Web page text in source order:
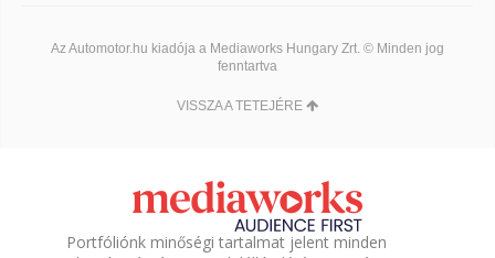
Az Automotor.hu kiadója a Mediaworks Hungary Zrt. © Minden jog
fenntartva
VISSZA A TETEJÉRE
Portfóliónk minőségi tartalmat jelent minden